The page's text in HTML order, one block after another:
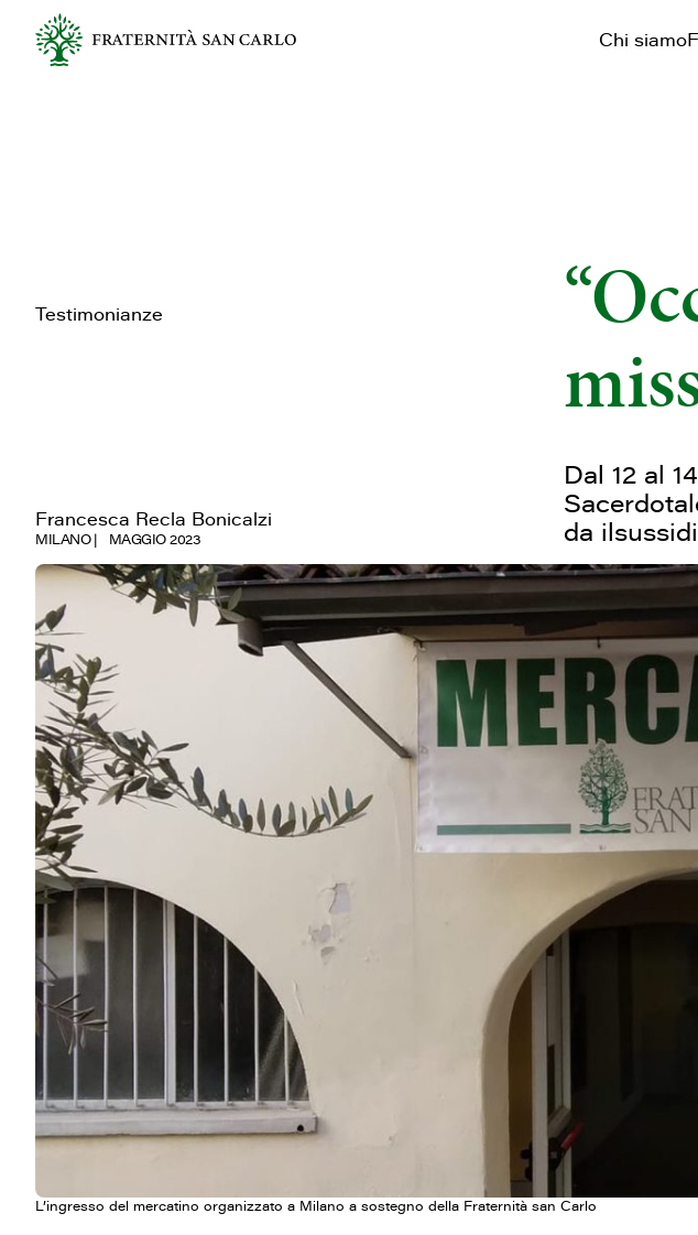
Chi siamo
Testimonianze
Francesca Recla Bonicalzi
MILANO MAGGIO 2023
Dal 12 al
da
L’ingresso del mercatino organizzato a Milano a sostegno della Fraternità san Carlo